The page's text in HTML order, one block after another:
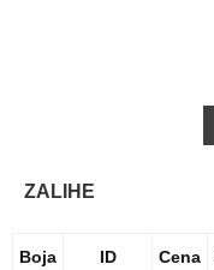
ZALIHE
Boja ID Cena